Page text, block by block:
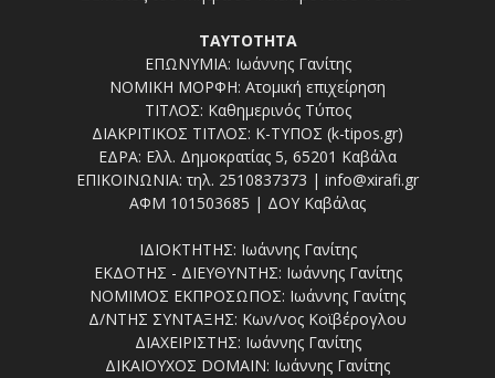
ΤΑΥΤΟΤΗΤΑ
ΕΠΩΝΥΜΙΑ: Ιωάννης Γανίτης
ΝΟΜΙΚΗ ΜΟΡΦΗ: Ατομική επιχείρηση
ΤΙΤΛΟΣ: Καθημερινός Τύπος
ΔΙΑΚΡΙΤΙΚΟΣ ΤΙΤΛΟΣ: Κ-ΤΥΠΟΣ (k-tipos.gr)
ΕΔΡΑ: Ελλ. Δημοκρατίας 5, 65201 Καβάλα
ΕΠΙΚΟΙΝΩΝΙΑ: τηλ. 2510837373 | info@xirafi.gr
ΑΦΜ 101503685 | ΔΟΥ Καβάλας
ΙΔΙΟΚΤΗΤΗΣ: Ιωάννης Γανίτης
ΕΚΔΟΤΗΣ - ΔΙΕΥΘΥΝΤΗΣ: Ιωάννης Γανίτης
ΝΟΜΙΜΟΣ ΕΚΠΡΟΣΩΠΟΣ: Ιωάννης Γανίτης
Δ/ΝΤΗΣ ΣΥΝΤΑΞΗΣ: Κων/νος Κοϊβέρογλου
ΔΙΑΧΕΙΡΙΣΤΗΣ: Ιωάννης Γανίτης
ΔΙΚΑΙΟΥΧΟΣ DOMAIN: Ιωάννης Γανίτης